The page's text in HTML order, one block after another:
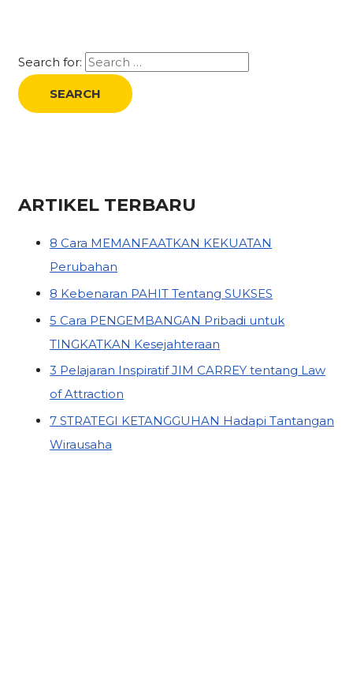
Search for:
ARTIKEL TERBARU
8 Cara MEMANFAATKAN KEKUATAN
Perubahan
8 Kebenaran PAHIT Tentang SUKSES
5 Cara PENGEMBANGAN Pribadi untuk
TINGKATKAN Kesejahteraan
3 Pelajaran Inspiratif JIM CARREY tentang Law
of Attraction
7 STRATEGI KETANGGUHAN Hadapi Tantangan
Wirausaha